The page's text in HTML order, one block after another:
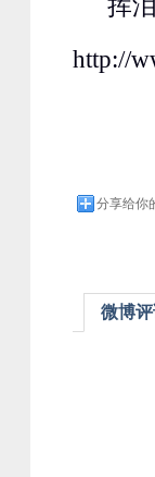
挥
http://
分享给你
微博